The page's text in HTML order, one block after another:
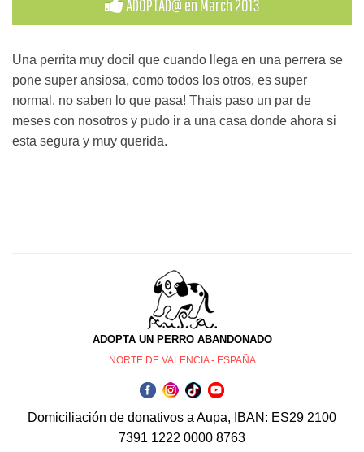
ADOPTAD@ en March 2013
Una perrita muy docil que cuando llega en una perrera se
pone super ansiosa, como todos los otros, es super
normal, no saben lo que pasa! Thais paso un par de
meses con nosotros y pudo ir a una casa donde ahora si
esta segura y muy querida.
ADOPTA UN PERRO ABANDONADO
NORTE DE VALENCIA - ESPAÑA
Domiciliación de donativos a Aupa, IBAN: ES29 2100
7391 1222 0000 8763